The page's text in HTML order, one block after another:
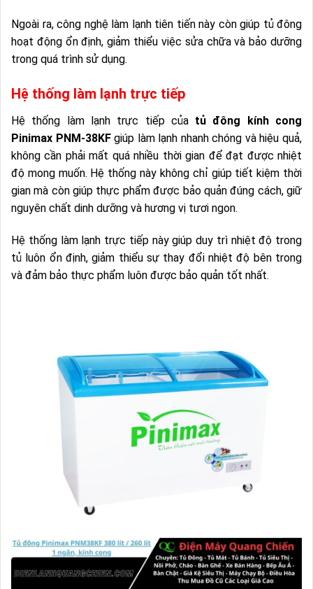
Ngoài ra, công nghệ làm lạnh tiên tiến này còn giúp tủ đông
hoạt động ổn định, giảm thiểu việc sửa chữa và bảo dưỡng
trong quá trình sử dụng.
Hệ thống làm lạnh trực tiếp
Hệ thống làm lạnh trực tiếp của tủ đông kính cong
Pinimax PNM-38KFgiúp làm lạnh nhanh chóng và hiệu quả,
không cần phải mất quá nhiều thời gian để đạt được nhiệt
độ mong muốn. Hệ thống này không chỉ giúp tiết kiệm thời
gian mà còn giúp thực phẩm được bảo quản đúng cách, giữ
nguyên chất dinh dưỡng và hương vị tươi ngon.
Hệ thống làm lạnh trực tiếp này giúp duy trì nhiệt độ trong
tủ luôn ổn định, giảm thiểu sự thay đổi nhiệt độ bên trong
và đảm bảo thực phẩm luôn được bảo quản tốt nhất.